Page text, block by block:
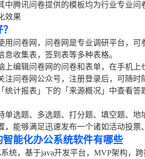
中腾讯问卷提供的模板均为行业专业
效果
用问卷网，问卷网是专业调研平台，
息收集表，签到表等多种表格。
上编辑问卷网的问卷和表单，在手机上
注问卷网公众号，注册登录后，可随
统计报表」下的「来源概况」中查看
单选题、多选题、打分题、填空题、
，能够满足迅速发布一个诸如活动投票
智能化办公系统软件有哪些
统，基于java开发平台，MVP架构，